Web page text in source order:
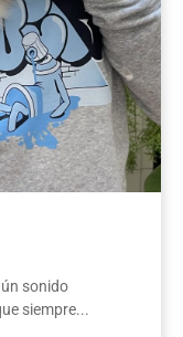
sonido
siempre...